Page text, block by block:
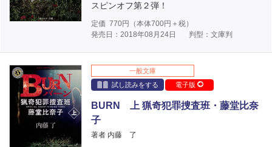
スピンオフ第２弾！
定価 770円（本体700円＋税）
発売日：2018年08月24日
判型：文庫判
一般文庫
試し読みをする
電子版
BURN 上 猟奇犯罪捜査班・藤堂比奈
子
著者 内藤 了